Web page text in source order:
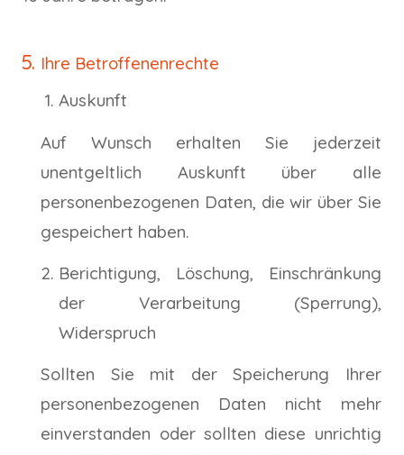
Ihre Betroffenenrechte
Auskunft
Auf Wunsch erhalten Sie jederzeit
unentgeltlich Auskunft über alle
personenbezogenen Daten, die wir über Sie
gespeichert haben.
Berichtigung, Löschung, Einschränkung
der Verarbeitung (Sperrung),
Widerspruch
Sollten Sie mit der Speicherung Ihrer
personenbezogenen Daten nicht mehr
einverstanden oder sollten diese unrichtig